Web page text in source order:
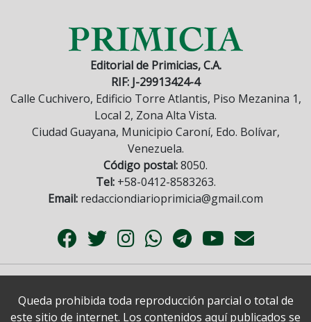
Editorial de Primicias, C.A.
RIF: J-29913424-4
Calle Cuchivero, Edificio Torre Atlantis, Piso Mezanina 1,
Local 2, Zona Alta Vista.
Ciudad Guayana, Municipio Caroní, Edo. Bolívar,
Venezuela.
Código postal:8050.
Tel:+58-0412-8583263.
Email: redacciondiarioprimicia@gmail.com
Queda prohibida toda reproducción parcial o total de
este sitio de internet. Los contenidos aquí publicados se